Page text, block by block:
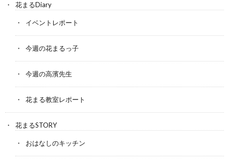
花まるDiary
イベントレポート
今週の花まるっ子
今週の高濱先生
花まる教室レポート
花まるSTORY
おはなしのキッチン